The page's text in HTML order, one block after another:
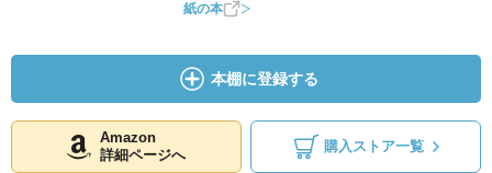
紙の本
本棚に登録する
Amazon
詳細ページへ
購入ストア一覧